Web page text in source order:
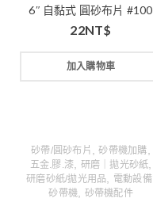
6″ 自黏式 圓砂布片 #100
22NT$
加入購物車
砂帶/圓砂布片 ,砂帶機加購
五金.膠.漆 研磨｜拋光砂紙
研磨砂紙/拋光用品 電動設備,
砂帶機 砂帶機配件